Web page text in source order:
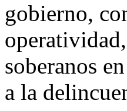
gobierno,
soberanos
a la